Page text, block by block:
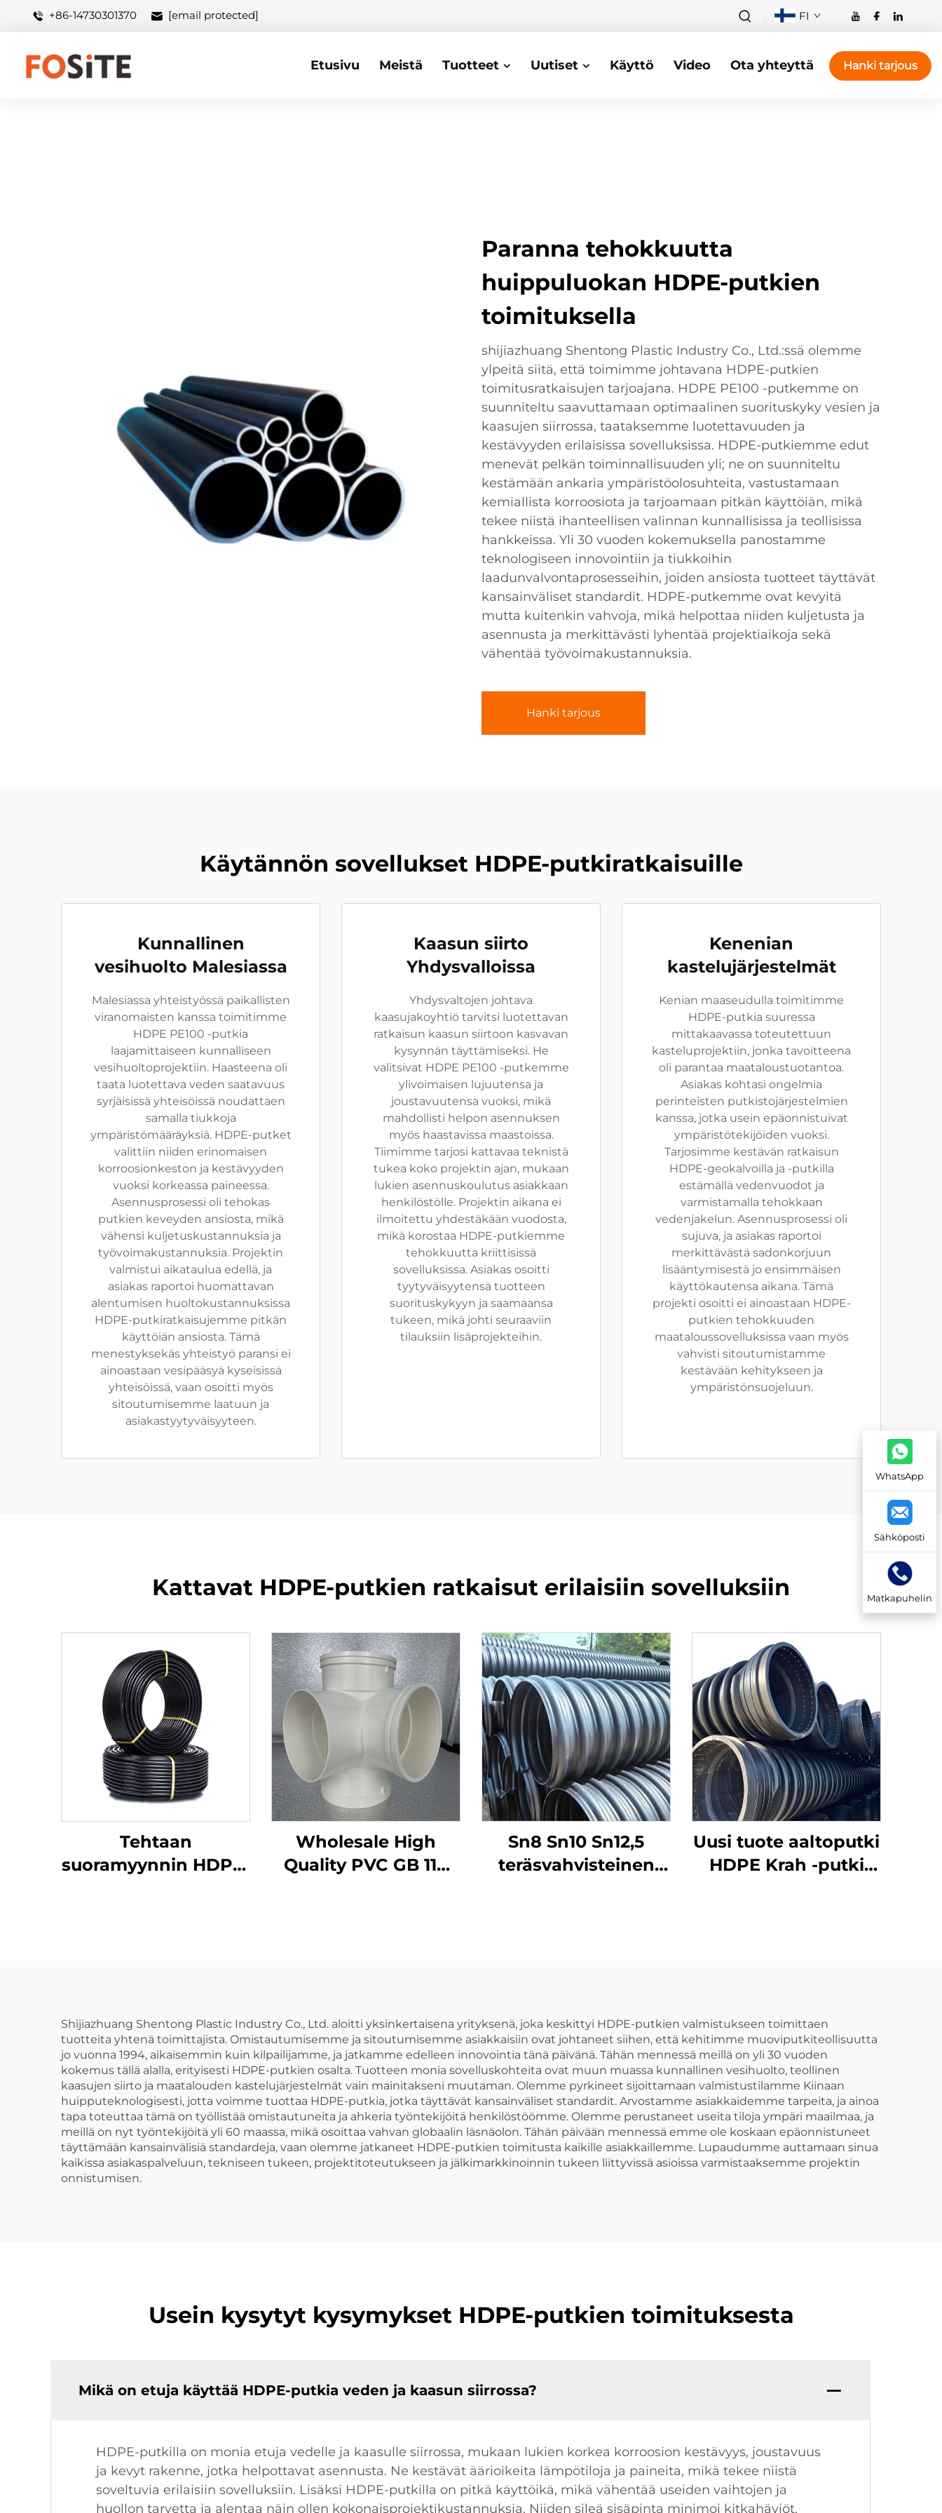
+86-14730301370 [email protected] FI
Etusivu Meistä Tuotteet Uutiset Käyttö Video Ota yhteyttä Hanki tarjous
Paranna tehokkuutta
huippuluokan HDPE-putkien
toimituksella
shijiazhuang Shentong Plastic Industry Co., Ltd.:ssä olemme
ylpeitä siitä, että toimimme johtavana HDPE-putkien
toimitusratkaisujen tarjoajana. HDPE PE100 -putkemme on
suunniteltu saavuttamaan optimaalinen suorituskyky vesien ja
kaasujen siirrossa, taataksemme luotettavuuden ja
kestävyyden erilaisissa sovelluksissa. HDPE-putkiemme edut
menevät pelkän toiminnallisuuden yli; ne on suunniteltu
kestämään ankaria ympäristöolosuhteita, vastustamaan
kemiallista korroosiota ja tarjoamaan pitkän käyttöiän, mikä
tekee niistä ihanteellisen valinnan kunnallisissa ja teollisissa
hankkeissa. Yli 30 vuoden kokemuksella panostamme
teknologiseen innovointiin ja tiukkoihin
laadunvalvontaprosesseihin, joiden ansiosta tuotteet täyttävät
kansainväliset standardit. HDPE-putkemme ovat kevyitä
mutta kuitenkin vahvoja, mikä helpottaa niiden kuljetusta ja
asennusta ja merkittävästi lyhentää projektiaikoja sekä
vähentää työvoimakustannuksia.
Hanki tarjous
Käytännön sovellukset HDPE-putkiratkaisuille
Kunnallinen
vesihuolto Malesiassa
Malesiassa yhteistyössä paikallisten
viranomaisten kanssa toimitimme
HDPE PE100 -putkia
laajamittaiseen kunnalliseen
vesihuoltoprojektiin. Haasteena oli
taata luotettava veden saatavuus
syrjäisissä yhteisöissä noudattaen
samalla tiukkoja
ympäristömääräyksiä. HDPE-putket
valittiin niiden erinomaisen
korroosionkeston ja kestävyyden
vuoksi korkeassa paineessa.
Asennusprosessi oli tehokas
putkien keveyden ansiosta, mikä
vähensi kuljetuskustannuksia ja
työvoimakustannuksia. Projektin
valmistui aikataulua edellä, ja
asiakas raportoi huomattavan
alentumisen huoltokustannuksissa
HDPE-putkiratkaisujemme pitkän
käyttöiän ansiosta. Tämä
menestyksekäs yhteistyö paransi ei
ainoastaan vesipääsyä kyseisissä
yhteisöissä, vaan osoitti myös
sitoutumisemme laatuun ja
asiakastyytyväisyyteen.
Kaasun siirto
Yhdysvalloissa
Yhdysvaltojen johtava
kaasujakoyhtiö tarvitsi luotettavan
ratkaisun kaasun siirtoon kasvavan
kysynnän täyttämiseksi. He
valitsivat HDPE PE100 -putkemme
ylivoimaisen lujuutensa ja
joustavuutensa vuoksi, mikä
mahdollisti helpon asennuksen
myös haastavissa maastoissa.
Tiimimme tarjosi kattavaa teknistä
tukea koko projektin ajan, mukaan
lukien asennuskoulutus asiakkaan
henkilöstölle. Projektin aikana ei
ilmoitettu yhdestäkään vuodosta,
mikä korostaa HDPE-putkiemme
tehokkuutta kriittisissä
sovelluksissa. Asiakas osoitti
tyytyväisyytensä tuotteen
suorituskykyyn ja saamaansa
tukeen, mikä johti seuraaviin
tilauksiin lisäprojekteihin.
Kenenian
kastelujärjestelmät
Kenian maaseudulla toimitimme
HDPE-putkia suuressa
mittakaavassa toteutettuun
kasteluprojektiin, jonka tavoitteena
oli parantaa maataloustuotantoa.
Asiakas kohtasi ongelmia
perinteisten putkistojärjestelmien
kanssa, jotka usein epäonnistuivat
ympäristötekijöiden vuoksi.
Tarjosimme kestävän ratkaisun
HDPE-geokalvoilla ja -putkilla
estämällä vedenvuodot ja
varmistamalla tehokkaan
vedenjakelun. Asennusprosessi oli
sujuva, ja asiakas raportoi
merkittävästä sadonkorjuun
lisääntymisestä jo ensimmäisen
käyttökautensa aikana. Tämä
projekti osoitti ei ainoastaan HDPE-
putkien tehokkuuden
maataloussovelluksissa vaan myös
vahvisti sitoutumistamme
kestävään kehitykseen ja
ympäristönsuojeluun.
Kattavat HDPE-putkien ratkaisut erilaisiin sovelluksiin
Tehtaan
suoramyynnin HDPE-
Wholesale High
Quality PVC GB 110
Sn8 Sn10 Sn12,5
teräsvahvisteinen
Uusi tuote aaltoputki
HDPE Krah -putki
Shijiazhuang Shentong Plastic Industry Co., Ltd. aloitti yksinkertaisena yrityksenä, joka keskittyi HDPE-putkien valmistukseen toimittaen
tuotteita yhtenä toimittajista. Omistautumisemme ja sitoutumisemme asiakkaisiin ovat johtaneet siihen, että kehitimme muoviputkiteollisuutta
jo vuonna 1994, aikaisemmin kuin kilpailijamme, ja jatkamme edelleen innovointia tänä päivänä. Tähän mennessä meillä on yli 30 vuoden
kokemus tällä alalla, erityisesti HDPE-putkien osalta. Tuotteen monia sovelluskohteita ovat muun muassa kunnallinen vesihuolto, teollinen
kaasujen siirto ja maatalouden kastelujärjestelmät vain mainitakseni muutaman. Olemme pyrkineet sijoittamaan valmistustilamme Kiinaan
huipputeknologisesti, jotta voimme tuottaa HDPE-putkia, jotka täyttävät kansainväliset standardit. Arvostamme asiakkaidemme tarpeita, ja ainoa
tapa toteuttaa tämä on työllistää omistautuneita ja ahkeria työntekijöitä henkilöstöömme. Olemme perustaneet useita tiloja ympäri maailmaa, ja
meillä on nyt työntekijöitä yli 60 maassa, mikä osoittaa vahvan globaalin läsnäolon. Tähän päivään mennessä emme ole koskaan epäonnistuneet
täyttämään kansainvälisiä standardeja, vaan olemme jatkaneet HDPE-putkien toimitusta kaikille asiakkaillemme. Lupaudumme auttamaan sinua
kaikissa asiakaspalveluun, tekniseen tukeen, projektitoteutukseen ja jälkimarkkinoinnin tukeen liittyvissä asioissa varmistaaksemme projektin
onnistumisen.
Usein kysytyt kysymykset HDPE-putkien toimituksesta
Mikä on etuja käyttää HDPE-putkia veden ja kaasun siirrossa?
HDPE-putkilla on monia etuja vedelle ja kaasulle siirrossa, mukaan lukien korkea korroosion kestävyys, joustavuus
ja kevyt rakenne, jotka helpottavat asennusta. Ne kestävät äärioikeita lämpötiloja ja paineita, mikä tekee niistä
soveltuvia erilaisiin sovelluksiin. Lisäksi HDPE-putkilla on pitkä käyttöikä, mikä vähentää useiden vaihtojen ja
huollon tarvetta ja alentaa näin ollen kokonaisprojektikustannuksia. Niiden sileä sisäpinta minimoi kitkahäviöt,
WhatsApp
Sähköposti
Matkapuhelin